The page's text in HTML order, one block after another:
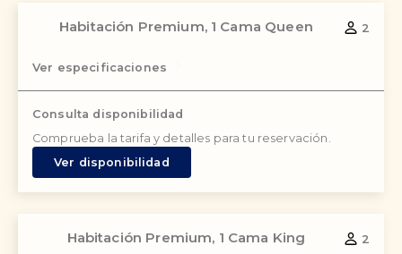
Habitación Premium, 1 Cama Queen
Ver especificaciones
2
Consulta disponibilidad
Comprueba la tarifa y detalles para tu reservación.
Ver disponibilidad
Habitación Premium, 1 Cama King 2